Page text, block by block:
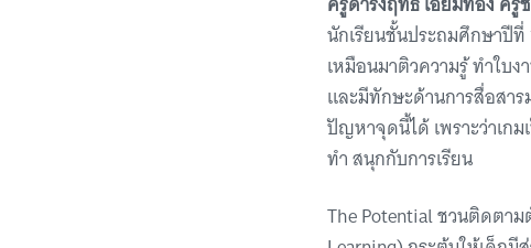
นักเรียนชั้นประถมศึกษาปี
เหมือนมาติวความรู้ ทำใบง
และมีทักษะด้านการสื่อสา
ปัญหาจุดนี้ได้ เพราะว่าเก
ทำ สนุกกับการเรียน
The Potential ชวนติดตาม